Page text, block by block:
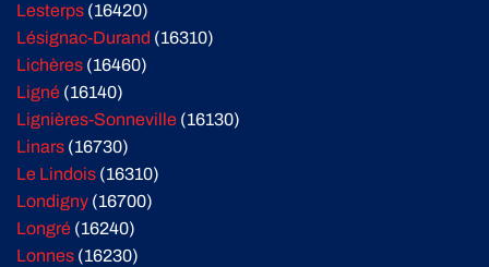
Lesterps (16420)
Lésignac-Durand (16310)
Lichères (16460)
Ligné (16140)
Lignières-Sonneville (16130)
Linars (16730)
Le Lindois (16310)
Londigny (16700)
Longré (16240)
Lonnes (16230)